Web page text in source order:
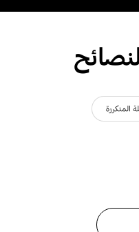
المتكررة